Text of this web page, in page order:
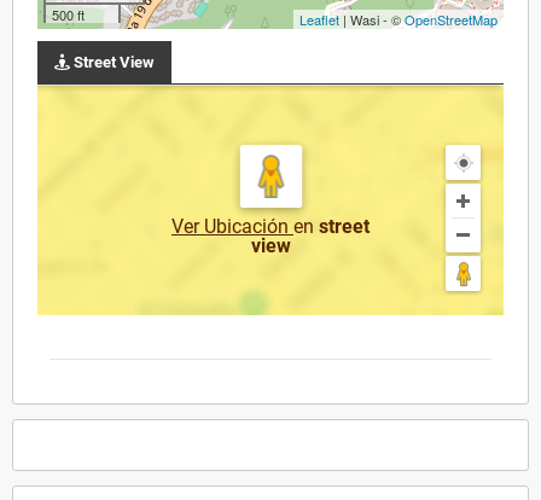
500 ft
Leaflet | Wasi - ©OpenStreetMap
Street View
Ver Ubicación en street
view